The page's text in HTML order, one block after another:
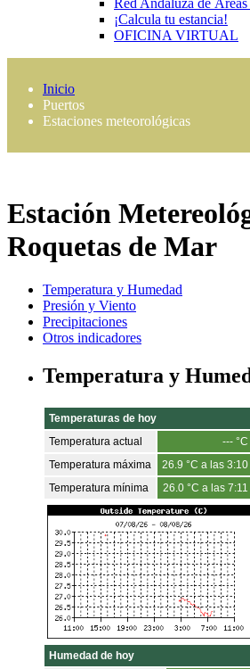
¡Calcula tu estancia!
OFICINA VIRTUAL
Inicio
Puertos
Estaciones meteorológicas
Estación
Roquetas de Mar
Temperatura y Humedad
Presión y Viento
Precipitaciones
Otros indicadores
Temperatura y